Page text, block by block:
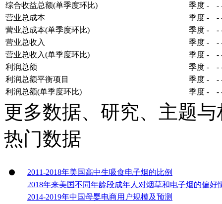
综合收益总额(单季度环比)
季度 - -
营业总成本
季度 - -
营业总成本(单季度环比)
季度 - -
营业总收入
季度 - -
营业总收入(单季度环比)
季度 - -
利润总额
季度 - -
利润总额平衡项目
季度 - -
利润总额(单季度环比)
季度 - -
更多数据、研究、主题
热门数据
2011-2018年美国高中生吸食电子烟的比例
2018年来美国不同年龄段成年人对烟草和电子烟的偏好
2014-2019年中国母婴电商用户规模及预测